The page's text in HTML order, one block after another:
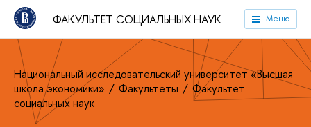
ФАКУЛЬТЕТ СОЦИАЛЬНЫХ НАУК Меню
Национальный исследовательский университет «Высшая
школа экономики»
Факультеты
Факультет
социальных наук